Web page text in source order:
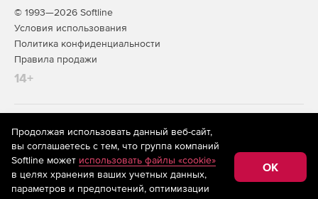
© 1993—2026 Softline
Условия использования
Политика конфиденциальности
Правила продажи
14+
На информационном ресурсе store.softline.ru применяются
рекомендательные технологии
(информационные технологии
предоставления информации на основе сбора,
систематизации и анализа сведений, относящихся к
предпочтениям пользователей сети «Интернет»,
находящихся на территории Российской Федерации)
Продолжая использовать данный веб-сайт,
вы соглашаетесь с тем, что группа компаний
Softline может использовать файлы «cookie»
в целях хранения ваших учетных данных,
параметров и предпочтений, оптимизации
OK